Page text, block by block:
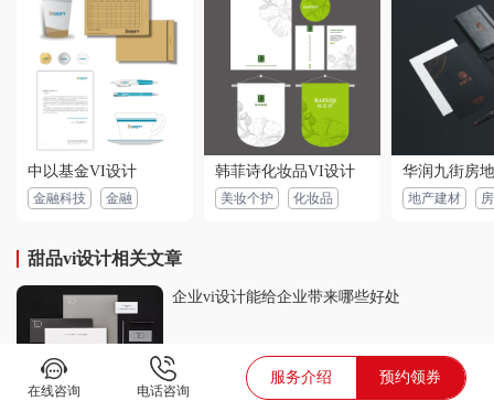
中以基金VI设计
金融科技 金融
韩菲诗化妆品VI设计
美妆个护 化妆品 地产建材
甜品vi设计相关文章
企业vi设计能给企业带来哪些好处
2019-07-16
在线咨询 电话咨询
服务介绍 预约领券